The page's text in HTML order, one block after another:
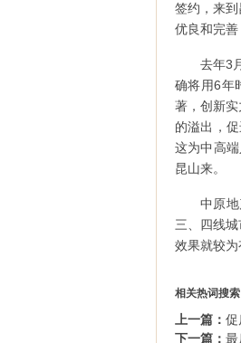
签约，来
优良和完善
去年3
确将用6年
著，创新
的溢出，
这为中高
昆山来。
中原
三、四线
效果就较为
相关热词搜索
上一篇： 促
下一篇： 最